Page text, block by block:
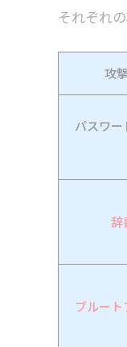
それぞれ
攻
パスワ
辞
ブルート